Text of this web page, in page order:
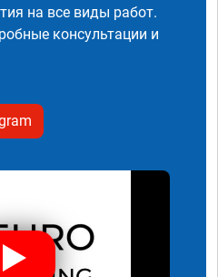
на все виды работ.
консультации и